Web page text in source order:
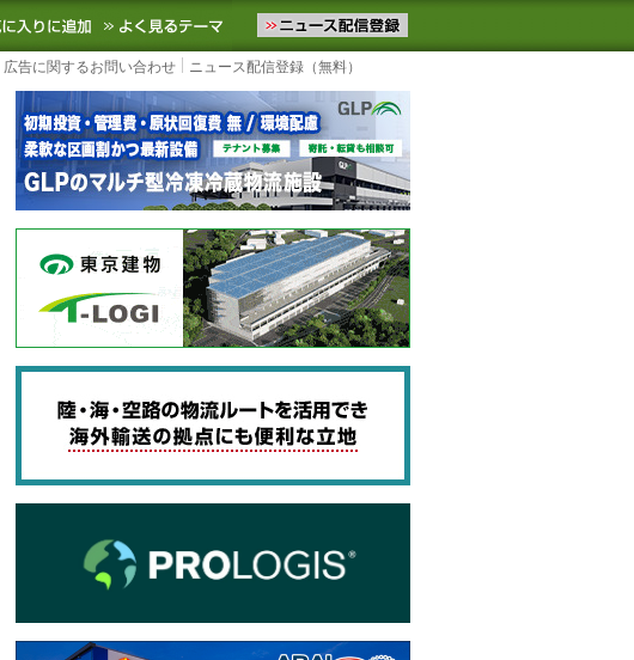
の物流ニュースをお届けします。物流ニュースメール配信を登録す
お気に入りに追加 よく見るテーマ
広告に関するお問い合わせ ニュース配信登録（無料）